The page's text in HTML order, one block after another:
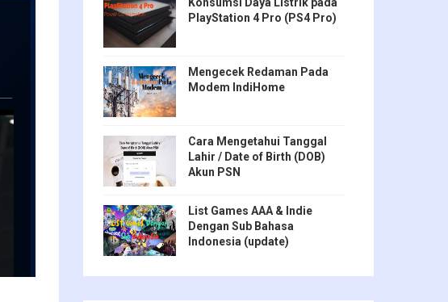
PlayStation 4 Pro (PS4 Pro)
Mengecek Redaman Pada
Modem IndiHome
Cara Mengetahui Tanggal
Lahir / Date of Birth (DOB)
Akun PSN
List Games AAA & Indie
Dengan Sub Bahasa
Indonesia (update)